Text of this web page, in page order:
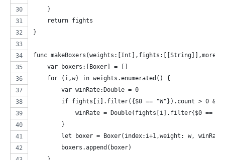
    }
    return fights
}
func
    var boxers:[Boxer] = []
    for (i,w) in weights.enumerated() {
        var winRate:Double = 0
if fights[i].filter({$0 == "W"}).count > 0 &&
winRate = Double(fights[i].filter{$0 ==
        }
let boxer = Boxer(index:i+1,weight: w,
        boxers.append(boxer)